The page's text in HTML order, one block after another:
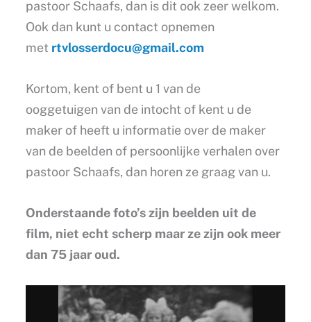
pastoor Schaafs, dan is dit ook zeer welkom.
Ook dan kunt u contact opnemen
met rtvlosserdocu@gmail.com
Kortom, kent of bent u 1 van de
ooggetuigen van de intocht of kent u de
maker of heeft u informatie over de maker
van de beelden of persoonlijke verhalen over
pastoor Schaafs, dan horen ze graag van u.
Onderstaande foto’s zijn beelden uit de
film, niet echt scherp maar ze zijn ook meer
dan 75 jaar oud.